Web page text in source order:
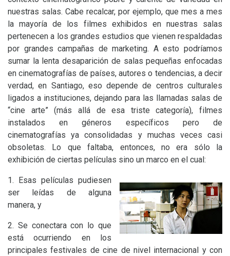
nuestras salas. Cabe recalcar, por ejemplo, que mes a mes
la mayoría de los filmes exhibidos en nuestras salas
pertenecen a los grandes estudios que vienen respaldadas
por grandes campañas de marketing. A esto podríamos
sumar la lenta desaparición de salas pequeñas enfocadas
en cinematografías de países, autores o tendencias, a decir
verdad, en Santiago, eso depende de centros culturales
ligados a instituciones, dejando para las llamadas salas de
“cine arte” (más allá de esa triste categoría), filmes
instalados en géneros específicos pero de
cinematografías ya consolidadas y muchas veces casi
obsoletas. Lo que faltaba, entonces, no era sólo la
exhibición de ciertas películas sino un marco en el cual:
1. Esas películas pudiesen
ser leídas de alguna
manera, y
2. Se conectara con lo que
está ocurriendo en los
principales festivales de cine de nivel internacional y con